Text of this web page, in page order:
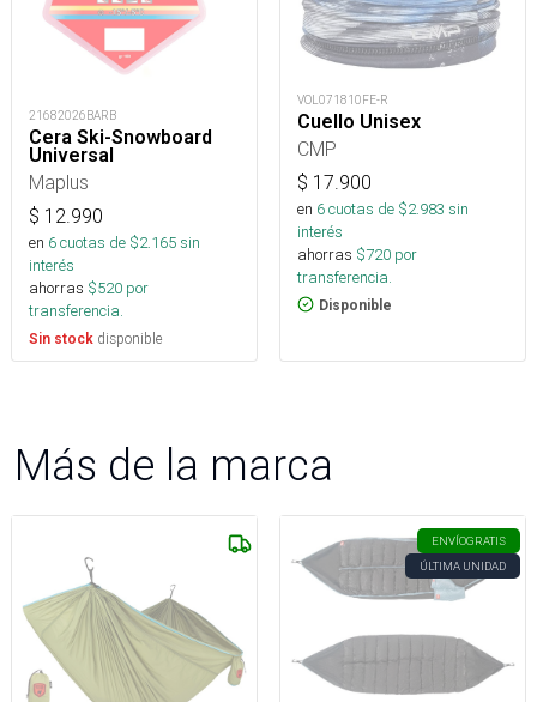
21682026BARB
Cera Ski-Snowboard
Universal
Maplus
$ 12.990
en 6cuotas de $2.165sin
interés
ahorras $520 por
transferencia.
Sin stock disponible
VOL071810FE-R
Cuello Unisex
CMP
$ 17.900
en 6cuotas de $2.983 sin
interés
ahorras $720 por
transferencia.
Disponible
Más de la marca
ENVÍOGRATIS
ÚLTIMA UNIDAD